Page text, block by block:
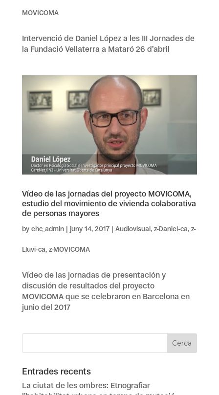
MOVICOMA
Intervenció de Daniel López a les III Jornades de
la Fundació Vellaterra a Mataró 26 d’abril
Vídeo de las jornadas del proyecto MOVICOMA,
estudio del movimiento de vivienda colaborativa
de personas mayores
by ehc_admin| juny 14, 2017| Audiovisual, z-Daniel-ca, z-
Lluvi-ca, z-MOVICOMA
Vídeo de las jornadas de presentación y
discusión de resultados del proyecto
MOVICOMA que se celebraron en Barcelona en
junio del 2017
Entrades recents
La ciutat de les ombres: Etnografiar